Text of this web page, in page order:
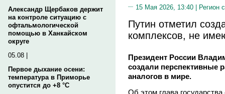
Александр Щербаков держит
на контроле ситуацию с
офтальмологической
помощью в Ханкайском
округе
05.08 |
Первое дыхание осени:
температура в Приморье
опустится до +8 °C
15 Мая 2026, 13:40 | Регион
Путин отметил
комплексов, не
Президент России
создали перспективные
аналогов в мире.
Об этом глава